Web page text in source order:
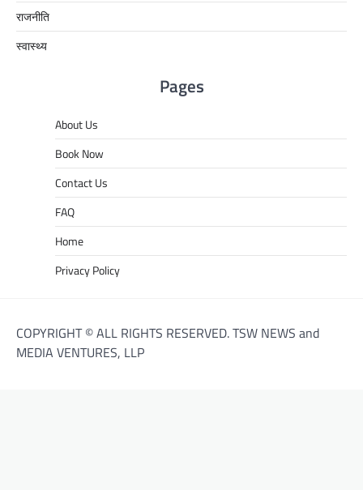
राजनीति
स्वास्थ्य
Pages
About Us
Book Now
Contact Us
FAQ
Home
Privacy Policy
COPYRIGHT © ALL RIGHTS RESERVED. TSW NEWS and
MEDIA VENTURES, LLP